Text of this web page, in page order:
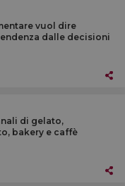
vuol dire
dalle decisioni
di gelato,
bakery e caffè